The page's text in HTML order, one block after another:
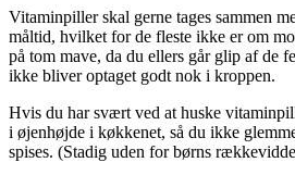
Vitaminpiller skal gerne tages sammen
måltid, hvilket for de fleste ikke er om
på tom mave, da du ellers går glip af de
ikke bliver optaget godt nok i kroppen.
Hvis du har svært ved at huske
i øjenhøjde i køkkenet, så du ikke
spises. (Stadig uden for børns